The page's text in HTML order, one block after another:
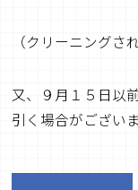
（クリーニングさ
又、９月１５日以
引く場合がござい